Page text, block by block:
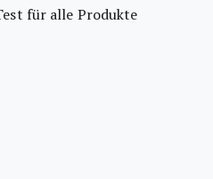
für alle Produkte